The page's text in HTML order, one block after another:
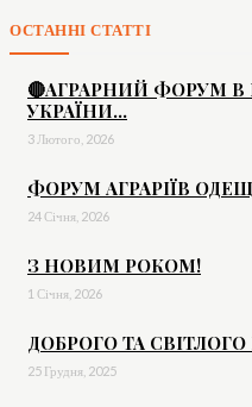
ОСТАННІ СТАТТІ
🔴АГРАРНИЙ ФОРУМ В
УКРАЇНИ...
3 Лютого, 2026
ФОРУМ АГРАРІЇВ
24 Січня, 2026
З НОВИМ РОКОМ!
1 Січня, 2026
ДОБРОГО ТА
25 Грудня, 2025